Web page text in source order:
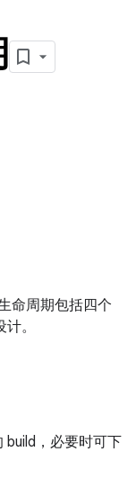
命周期包括四个
。
build，必要时可下